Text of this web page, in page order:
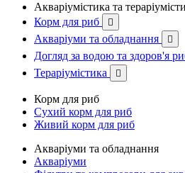
Акваріумістика та
Корм для риб

Акваріуми та обладнання 
Догляд за водою та здоров'я
Тераріумістика 
Корм для риб
Сухий корм для риб
Живий корм для риб
Акваріуми та обладнання
Акваріуми